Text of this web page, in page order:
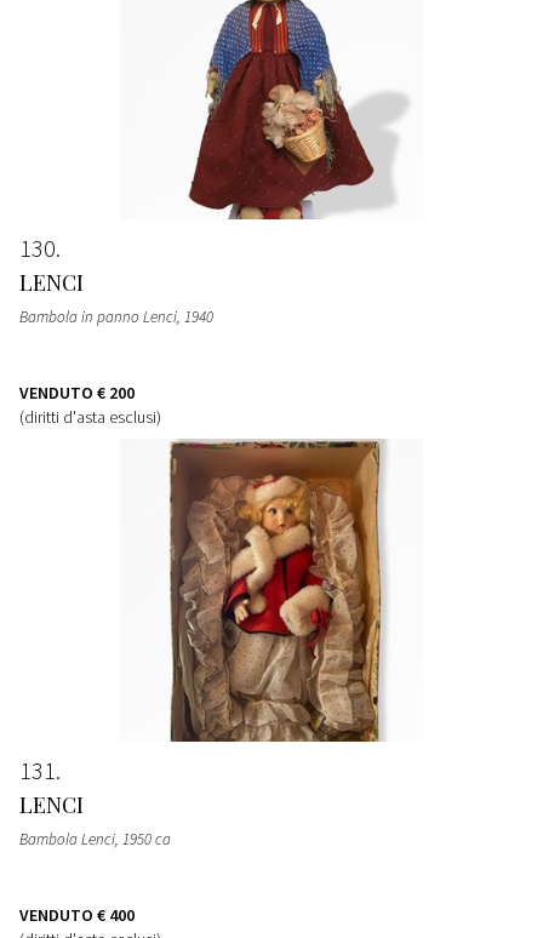
130
LENCI
Bambola in panno Lenci, 1940
VENDUTO € 200
(diritti d'asta esclusi)
131
LENCI
Bambola Lenci, 1950 ca
VENDUTO € 400